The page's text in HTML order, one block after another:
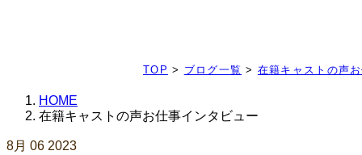
TOP > ブログ一覧 > 在籍キャストの声
HOME
在籍キャストの声お仕事インタビュー
8月 06 2023